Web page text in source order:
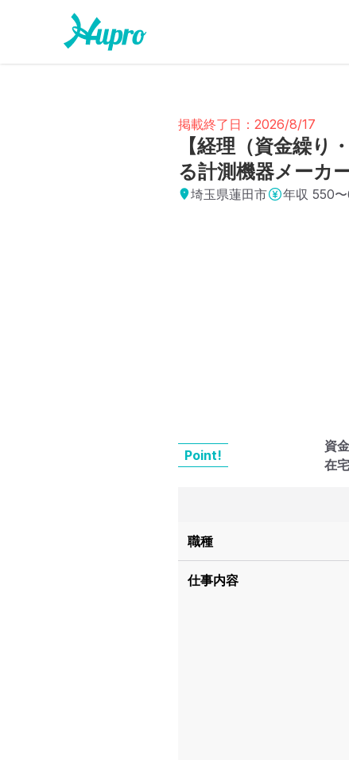
掲載終了日：2026/8/17
【経理（資金繰
る計測機器メーカ
埼玉県蓮田市 年収 550
Point!
資
在
職種
仕事内容